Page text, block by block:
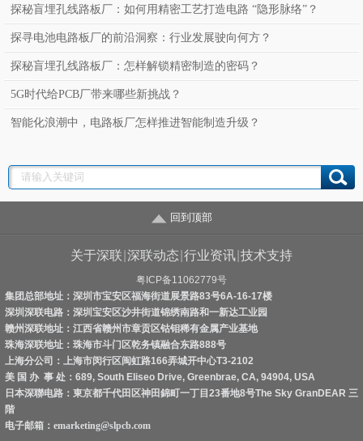
探秘盲埋孔线路板厂：如何用精密工艺打造电路 “隐形脉络”？
探寻电池电路板厂的前沿洞察：行业发展驶向何方？
探秘盲埋孔线路板厂：怎样解锁精密制造的密码？
5G时代给PCB厂带来哪些新挑战？
智能化浪潮中，电路板厂怎样推进智能制造升级？
回到顶部
关于深联 深联动态 行业资讯 技术支持
粤ICP备11062779号
集团总部地址：深圳市宝安区福海街道展景路83号6A-16-17楼
深圳深联电路：深圳宝安区沙井街道锦绣南路和一新达工业园
赣州深联地址：江西省赣州市章贡区钴钼稀有金属产业基地
珠海深联地址：珠海市斗门区乾务镇融合东路888号
上海分公司：上海市闵行区闽虹路166弄城开中心T3-2102
美 国 办 事 处：689, South Eliseo Drive, Greenbrae, CA, 94904, USA
日本深聯电路：東京都千代田区神田錦町一丁目23番地8号The Sky GranDEAR 三
階
电子邮箱： emarketing@slpcb.com